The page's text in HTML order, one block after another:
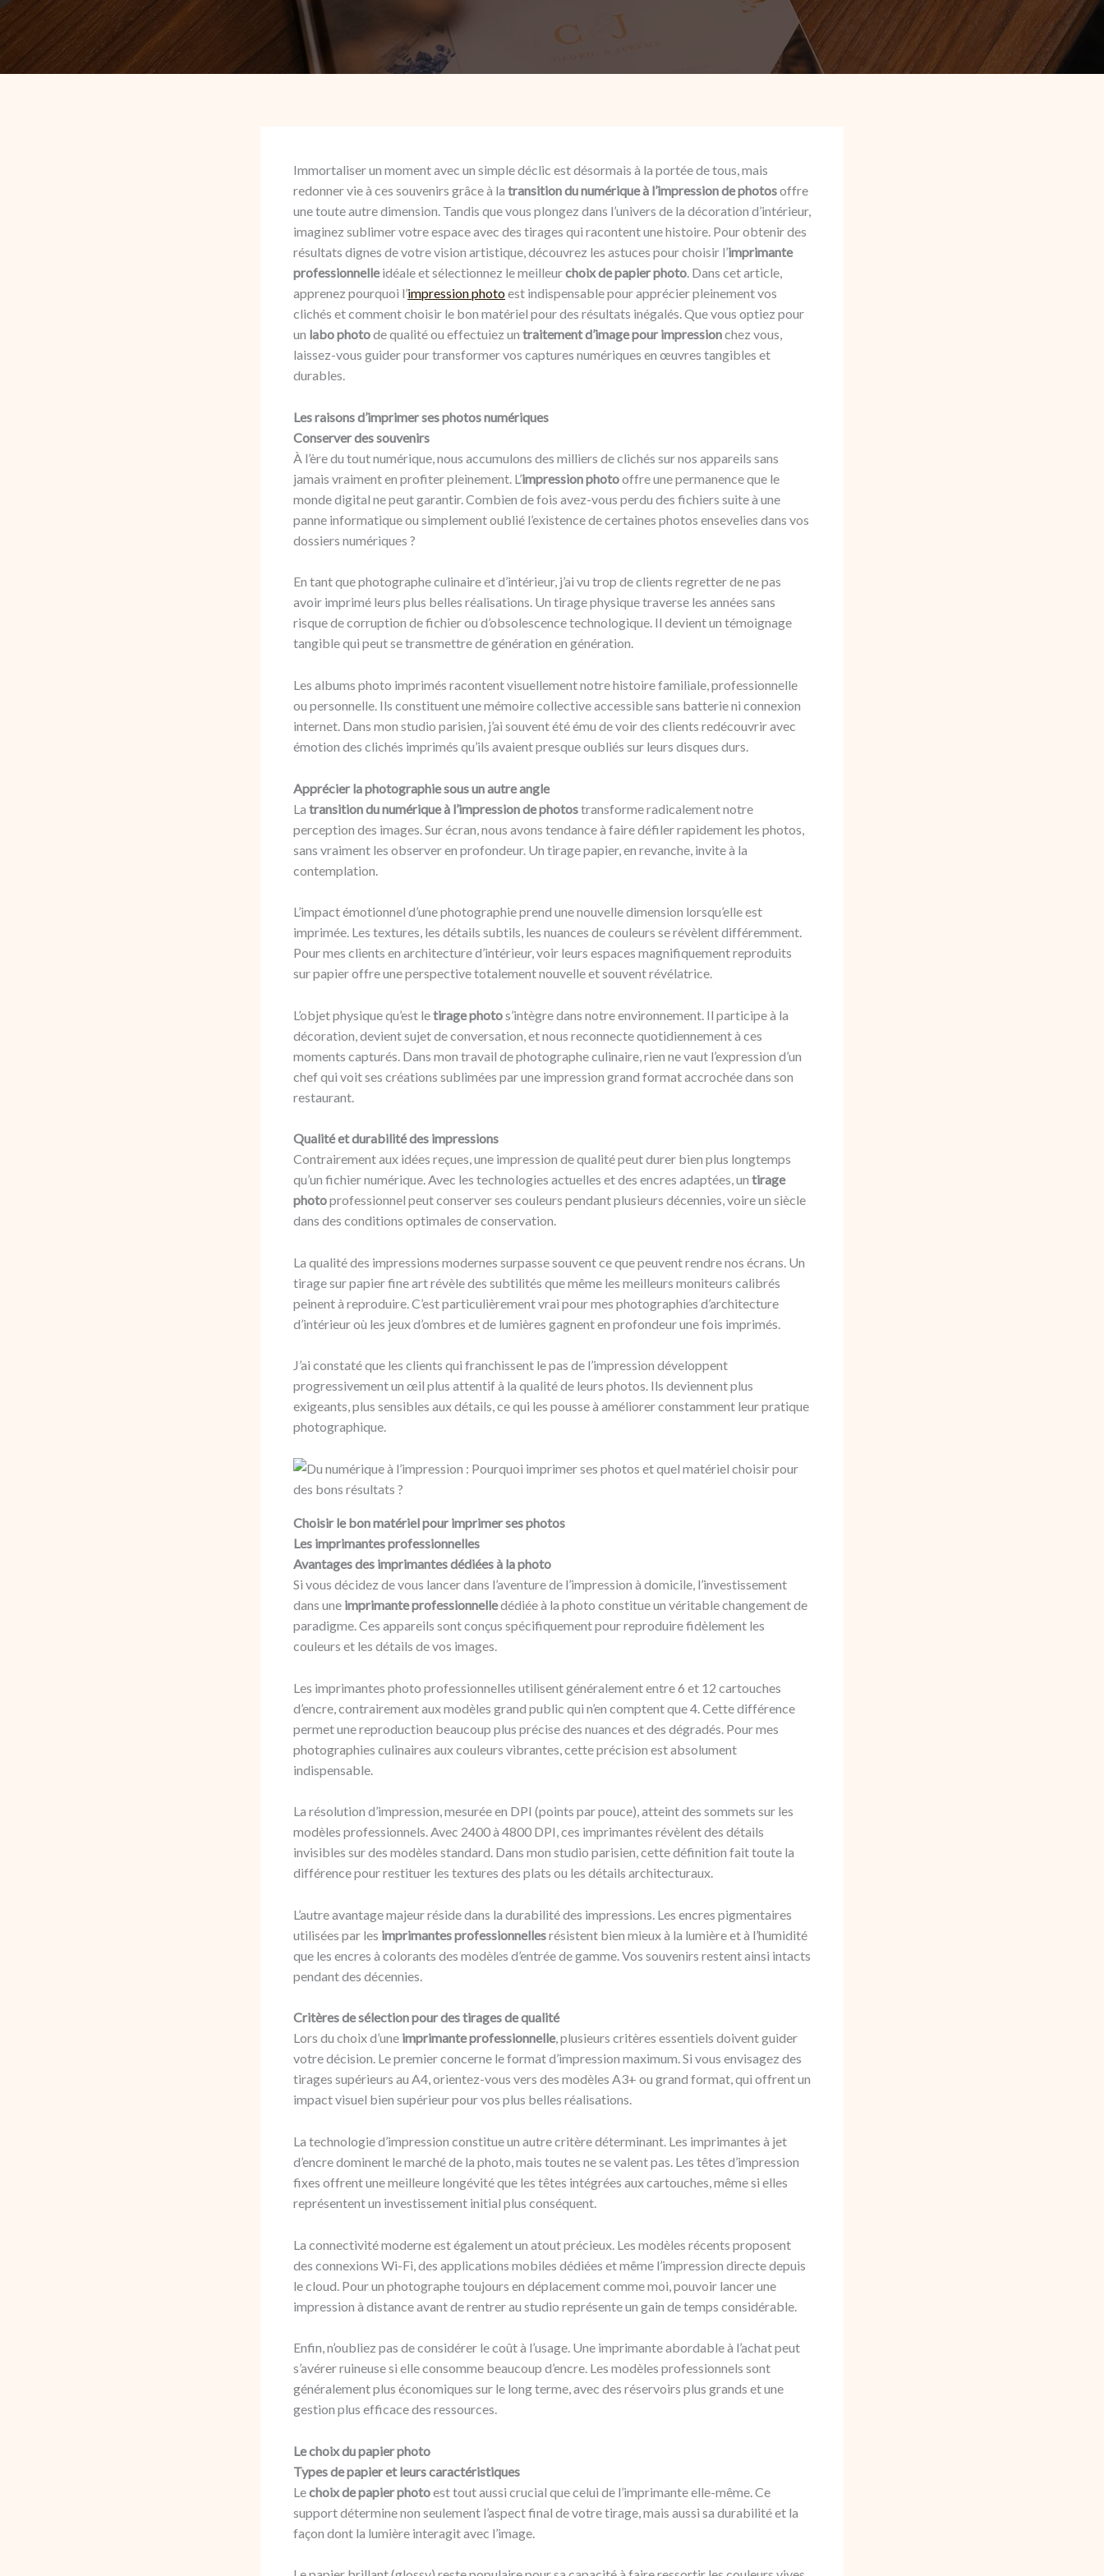
Immortaliser un moment avec un simple déclic est désormais à la portée de tous, mais
redonner vie à ces souvenirs grâce à la transition du numérique à l’impression de photosoffre
une toute autre dimension. Tandis que vous plongez dans l’univers de la décoration d’intérieur,
imaginez sublimer votre espace avec des tirages qui racontent une histoire. Pour obtenir des
résultats dignes de votre vision artistique, découvrez les astuces pour choisir l’imprimante
professionnelleidéale et sélectionnez le meilleurchoix de papier photo. Dans cet article,
apprenez pourquoi l’impression photoest indispensable pour apprécier pleinement vos
clichés et comment choisir le bon matériel pour des résultats inégalés. Que vous optiez pour
un labo photode qualité ou effectuiez un traitement d’image pour impressionchez vous,
laissez-vous guider pour transformer vos captures numériques en œuvres tangibles et
durables.
Les raisons d’imprimer ses photos numériques
Conserver des souvenirs
À l’ère du tout numérique, nous accumulons des milliers de clichés sur nos appareils sans
jamais vraiment en profiter pleinement. L’impression photooffre une permanence que le
monde digital ne peut garantir. Combien de fois avez-vous perdu des fichiers suite à une
panne informatique ou simplement oublié l’existence de certaines photos ensevelies dans vos
dossiers numériques ?
En tant que photographe culinaire et d’intérieur, j’ai vu trop de clients regretter de ne pas
avoir imprimé leurs plus belles réalisations. Un tirage physique traverse les années sans
risque de corruption de fichier ou d’obsolescence technologique. Il devient un témoignage
tangible qui peut se transmettre de génération en génération.
Les albums photo imprimés racontent visuellement notre histoire familiale, professionnelle
ou personnelle. Ils constituent une mémoire collective accessible sans batterie ni connexion
internet. Dans mon studio parisien, j’ai souvent été ému de voir des clients redécouvrir avec
émotion des clichés imprimés qu’ils avaient presque oubliés sur leurs disques durs.
Apprécier la photographie sous un autre angle
La transition du numérique à l’impression de photostransforme radicalement notre
perception des images. Sur écran, nous avons tendance à faire défiler rapidement les photos,
sans vraiment les observer en profondeur. Un tirage papier, en revanche, invite à la
contemplation.
L’impact émotionnel d’une photographie prend une nouvelle dimension lorsqu’elle est
imprimée. Les textures, les détails subtils, les nuances de couleurs se révèlent différemment.
Pour mes clients en architecture d’intérieur, voir leurs espaces magnifiquement reproduits
sur papier offre une perspective totalement nouvelle et souvent révélatrice.
L’objet physique qu’est letirage photos’intègre dans notre environnement. Il participe à la
décoration, devient sujet de conversation, et nous reconnecte quotidiennement à ces
moments capturés. Dans mon travail de photographe culinaire, rien ne vaut l’expression d’un
chef qui voit ses créations sublimées par une impression grand format accrochée dans son
restaurant.
Qualité et durabilité des impressions
Contrairement aux idées reçues, une impression de qualité peut durer bien plus longtemps
qu’un fichier numérique. Avec les technologies actuelles et des encres adaptées, un tirage
photoprofessionnel peut conserver ses couleurs pendant plusieurs décennies, voire un siècle
dans des conditions optimales de conservation.
La qualité des impressions modernes surpasse souvent ce que peuvent rendre nos écrans. Un
tirage sur papier fine art révèle des subtilités que même les meilleurs moniteurs calibrés
peinent à reproduire. C’est particulièrement vrai pour mes photographies d’architecture
d’intérieur où les jeux d’ombres et de lumières gagnent en profondeur une fois imprimés.
J’ai constaté que les clients qui franchissent le pas de l’impression développent
progressivement un œil plus attentif à la qualité de leurs photos. Ils deviennent plus
exigeants, plus sensibles aux détails, ce qui les pousse à améliorer constamment leur pratique
photographique.
Choisir le bon matériel pour imprimer ses photos
Les imprimantes professionnelles
Avantages des imprimantes dédiées à la photo
Si vous décidez de vous lancer dans l’aventure de l’impression à domicile, l’investissement
dans une imprimante professionnelledédiée à la photo constitue un véritable changement de
paradigme. Ces appareils sont conçus spécifiquement pour reproduire fidèlement les
couleurs et les détails de vos images.
Les imprimantes photo professionnelles utilisent généralement entre 6 et 12 cartouches
d’encre, contrairement aux modèles grand public qui n’en comptent que 4. Cette différence
permet une reproduction beaucoup plus précise des nuances et des dégradés. Pour mes
photographies culinaires aux couleurs vibrantes, cette précision est absolument
indispensable.
La résolution d’impression, mesurée en DPI (points par pouce), atteint des sommets sur les
modèles professionnels. Avec 2400 à 4800 DPI, ces imprimantes révèlent des détails
invisibles sur des modèles standard. Dans mon studio parisien, cette définition fait toute la
différence pour restituer les textures des plats ou les détails architecturaux.
L’autre avantage majeur réside dans la durabilité des impressions. Les encres pigmentaires
utilisées par les imprimantes professionnellesrésistent bien mieux à la lumière et à l’humidité
que les encres à colorants des modèles d’entrée de gamme. Vos souvenirs restent ainsi intacts
pendant des décennies.
Critères de sélection pour des tirages de qualité
Lors du choix d’une imprimante professionnelle, plusieurs critères essentiels doivent guider
votre décision. Le premier concerne le format d’impression maximum. Si vous envisagez des
tirages supérieurs au A4, orientez-vous vers des modèles A3+ ou grand format, qui offrent un
impact visuel bien supérieur pour vos plus belles réalisations.
La technologie d’impression constitue un autre critère déterminant. Les imprimantes à jet
d’encre dominent le marché de la photo, mais toutes ne se valent pas. Les têtes d’impression
fixes offrent une meilleure longévité que les têtes intégrées aux cartouches, même si elles
représentent un investissement initial plus conséquent.
La connectivité moderne est également un atout précieux. Les modèles récents proposent
des connexions Wi-Fi, des applications mobiles dédiées et même l’impression directe depuis
le cloud. Pour un photographe toujours en déplacement comme moi, pouvoir lancer une
impression à distance avant de rentrer au studio représente un gain de temps considérable.
Enfin, n’oubliez pas de considérer le coût à l’usage. Une imprimante abordable à l’achat peut
s’avérer ruineuse si elle consomme beaucoup d’encre. Les modèles professionnels sont
généralement plus économiques sur le long terme, avec des réservoirs plus grands et une
gestion plus efficace des ressources.
Le choix du papier photo
Types de papier et leurs caractéristiques
Lechoix de papier photoest tout aussi crucial que celui de l’imprimante elle-même. Ce
support détermine non seulement l’aspect final de votre tirage, mais aussi sa durabilité et la
façon dont la lumière interagit avec l’image.